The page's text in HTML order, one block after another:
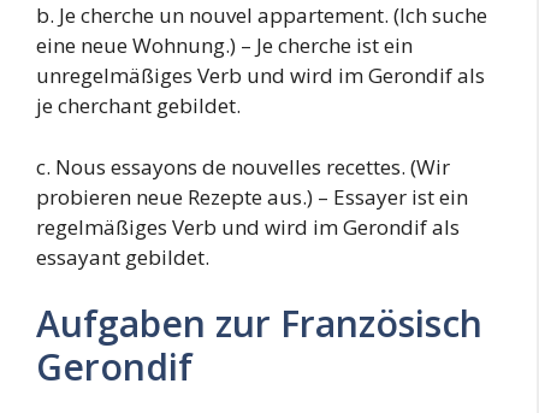
b. Je cherche un nouvel appartement. (Ich suche
eine neue Wohnung.) – Je cherche ist ein
unregelmäßiges Verb und wird im Gerondif als
je cherchant gebildet.
c. Nous essayons de nouvelles recettes. (Wir
probieren neue Rezepte aus.) – Essayer ist ein
regelmäßiges Verb und wird im Gerondif als
essayant gebildet.
Aufgaben zur Französisch
Gerondif